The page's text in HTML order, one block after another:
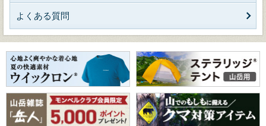
よくある質問